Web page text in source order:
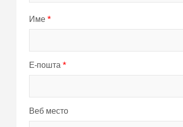
Име *
Е-пошта *
Веб место